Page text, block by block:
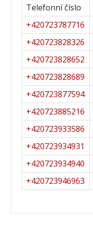
Telefonní číslo
+420723787716
+420723828326
+420723828652
+420723828689
+420723877594
+420723885216
+420723933586
+420723934931
+420723934940
+420723946963